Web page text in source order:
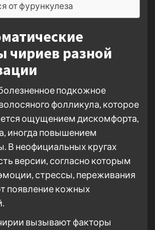
от фурункулеза
чириев разной
подкожное
фолликула, которое
ощущением дискомфорта,
иногда повышением
В неофициальных кругах
версии, согласно которым
стрессы, переживания
появление кожных
вызывают факторы